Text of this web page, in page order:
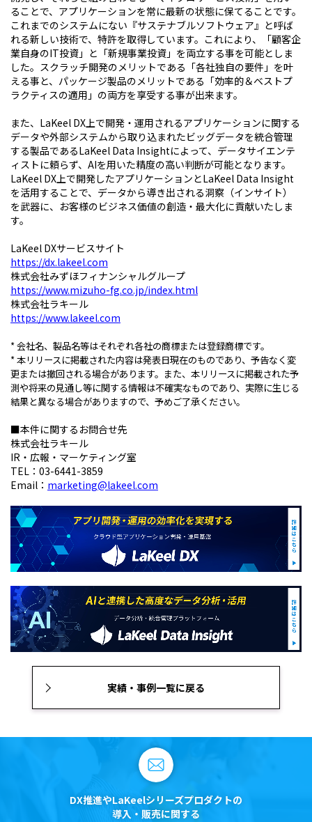
ることで、アプリケーションを常に最新の状態に保てることです。
これまでのシステムにない『サステナブルソフトウェア』と呼ば
れる新しい技術で、特許を取得しています。これにより、「顧客企
業自身のIT投資」と「新規事業投資」を両立する事を可能としま
した。スクラッチ開発のメリットである「各社独自の要件」を叶
える事と、パッケージ製品のメリットである「効率的＆ベストプ
ラクティスの適用」の両方を享受する事が出来ます。
また、LaKeel DX上で開発・運用されるアプリケーションに関する
データや外部システムから取り込まれたビッグデータを統合管理
する製品であるLaKeel Data Insightによって、データサイエンテ
ィストに頼らず、AIを用いた精度の高い判断が可能となります。
LaKeel DX上で開発したアプリケーションとLaKeel Data Insight
を活用することで、データから導き出される洞察（インサイト）
を武器に、お客様のビジネス価値の創造・最大化に貢献いたしま
す。
LaKeel DXサービスサイト
https://dx.lakeel.com
株式会社みずほフィナンシャルグループ
https://www.mizuho-fg.co.jp/index.html
株式会社ラキール
https://www.lakeel.com
* 会社名、製品名等はそれぞれ各社の商標または登録商標です。
* 本リリースに掲載された内容は発表日現在のものであり、予告なく変
更または撤回される場合があります。また、本リリースに掲載された予
測や将来の見通し等に関する情報は不確実なものであり、実際に生じる
結果と異なる場合がありますので、予めご了承ください。
■本件に関するお問合せ先
株式会社ラキール
IR・広報・マーケティング室
TEL：03-6441-3859
Email： marketing@lakeel.com
実績・事例一覧に戻る
DX推進やLaKeelシリーズプロダクトの
導入・販売に関する